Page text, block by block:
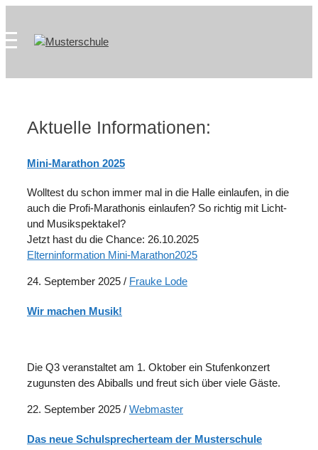
springen
content
Aktuelle Informationen:
Mini-Marathon 2025
Wolltest du schon immer mal in die Halle einlaufen, in die
auch die Profi-Marathonis einlaufen? So richtig mit Licht-
und Musikspektakel?
Jetzt hast du die Chance: 26.10.2025
Elterninformation Mini-Marathon2025
24. September 2025 / Frauke Lode
Wir machen Musik!
Die Q3 veranstaltet am 1. Oktober ein Stufenkonzert
zugunsten des Abiballs und freut sich über viele Gäste.
22. September 2025 / Webmaster
Das neue Schulsprecherteam der Musterschule